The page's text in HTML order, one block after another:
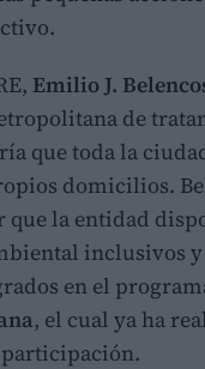
Emilio J.
de
que toda la
domicilios.
la entidad
inclusivos
en el
, el cual ya ha
participación.